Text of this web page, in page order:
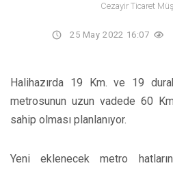
Cezayir Ticaret
25 May 2022 16:07
Halihazırda 19 Km. ve 19
metrosunun uzun vadede 60
sahip olması planlanıyor.
Yeni eklenecek metro